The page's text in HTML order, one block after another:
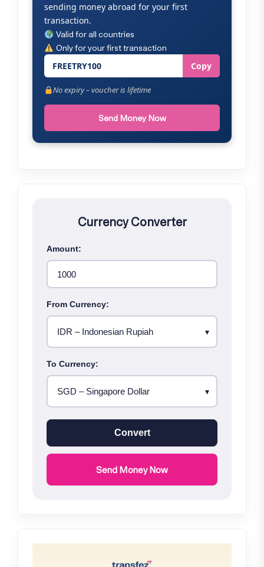
sending money abroad for your first
transaction.
Valid for all countries
Only for your first transaction
FREETRY100 Copy
No expiry – voucher is lifetime
Send Money Now
Currency Converter
Amount:
From Currency:
To Currency:
Convert
Send Money Now